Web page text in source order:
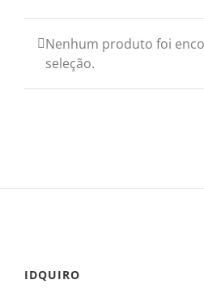
Nenhum produto foi
seleção.
IDQUIRO